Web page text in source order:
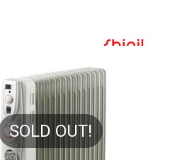
SOLD OUT!